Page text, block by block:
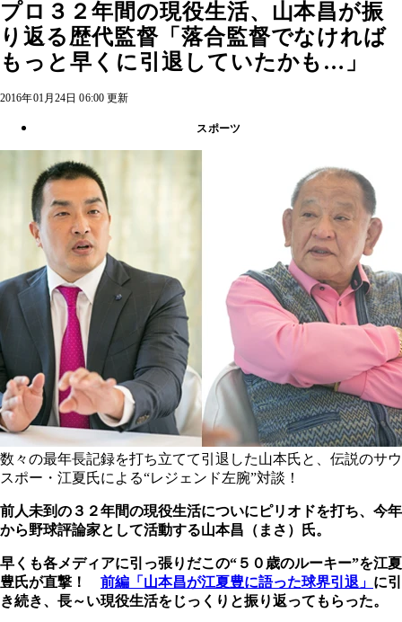
プロ３２年間の現役生活、山本昌が振
り返る歴代監督「落合監督でなければ
もっと早くに引退していたかも…」
2016年01月24日 06:00 更新
スポーツ
数々の最年長記録を打ち立てて引退した山本氏と、伝説のサウ
スポー・江夏氏による“レジェンド左腕”対談！
前人未到の３２年間の現役生活についにピリオドを打ち、今年
から野球評論家として活動する山本昌（まさ）氏。
早くも各メディアに引っ張りだこの“５０歳のルーキー”を江夏
豊氏が直撃！ 前編「山本昌が江夏豊に語った球界引退」 に引
き続き、長～い現役生活をじっくりと振り返ってもらった。